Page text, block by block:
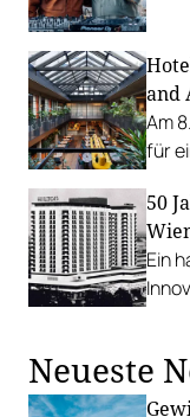
and
Am
für
50
Ein
Neueste